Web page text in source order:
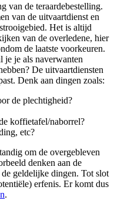
van de teraardebestelling.
van de uitvaartdienst en
Het is altijd
van de overledene, hier
de laatste voorkeuren.
je je als naverwanten
De uitvaartdiensten
Denk aan dingen zoals:
de plechtigheid?
koffietafel/naborrel?
etc?
om de overgebleven
denken aan de
geldelijke dingen. Tot slot
erfenis. Er komt dus
.